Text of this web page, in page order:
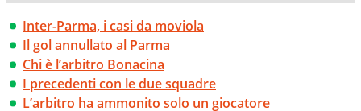
Inter-Parma, i casi da moviola
Il gol annullato al Parma
Chi è l’arbitro Bonacina
I precedenti con le due squadre
L’arbitro ha ammonito solo un giocatore